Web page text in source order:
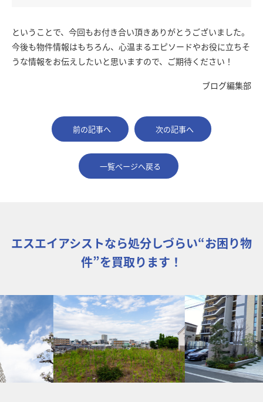
ということで、今回もお付き合い頂きありがとうございました。
今後も物件情報はもちろん、心温まるエピソードやお役に立ちそ
うな情報をお伝えしたいと思いますので、ご期待ください！
ブログ編集部
前の記事へ 次の記事へ
一覧ページへ戻る
エスエイアシストなら処分しづらい“お困り物
件”を買取ります！